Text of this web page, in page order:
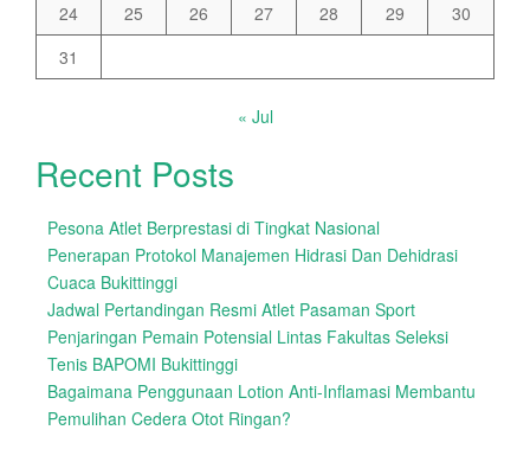
24
25 26 27 28 29
30
31
« Jul
Recent Posts
Pesona Atlet Berprestasi di Tingkat Nasional
Penerapan Protokol Manajemen Hidrasi Dan Dehidrasi
Cuaca Bukittinggi
Jadwal Pertandingan Resmi Atlet Pasaman Sport
Penjaringan Pemain Potensial Lintas Fakultas Seleksi
Tenis BAPOMI Bukittinggi
Bagaimana Penggunaan Lotion Anti-Inflamasi Membantu
Pemulihan Cedera Otot Ringan?